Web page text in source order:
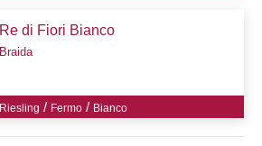
Re di Fiori Bianco
Braida
Riesling / Fermo / Bianco